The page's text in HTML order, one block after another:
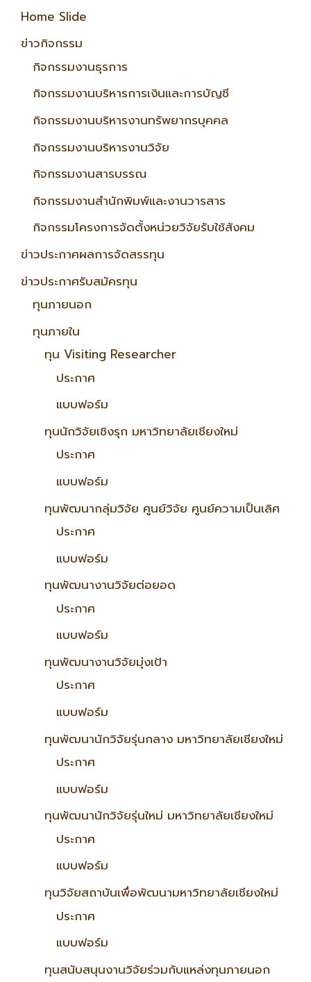
Home Slide
ข่าวกิจกรรม
กิจกรรมงานธุรการ
กิจกรรมงานบริหารการเงินและการบัญชี
กิจกรรมงานบริหารงานทรัพยากรบุคคล
กิจกรรมงานบริหารงานวิจัย
กิจกรรมงานสารบรรณ
กิจกรรมงานสำนักพิมพ์และงานวารสาร
กิจกรรมโครงการจัดตั้งหน่วยวิจัยรับใช้สังคม
ข่าวประกาศผลการจัดสรรทุน
ข่าวประกาศรับสมัครทุน
ทุนภายนอก
ทุนภายใน
ทุน Visiting Researcher
ประกาศ
แบบฟอร์ม
ทุนนักวิจัยเชิงรุก มหาวิทยาลัยเชียงใหม่
ประกาศ
แบบฟอร์ม
ทุนพัฒนากลุ่มวิจัย ศูนย์วิจัย ศูนย์ความเป็นเลิศ
ประกาศ
แบบฟอร์ม
ทุนพัฒนางานวิจัยต่อยอด
ประกาศ
แบบฟอร์ม
ทุนพัฒนางานวิจัยมุ่งเป้า
ประกาศ
แบบฟอร์ม
ทุนพัฒนานักวิจัยรุ่นกลาง มหาวิทยาลัยเชียงใหม่
ประกาศ
แบบฟอร์ม
ทุนพัฒนานักวิจัยรุ่นใหม่ มหาวิทยาลัยเชียงใหม่
ประกาศ
แบบฟอร์ม
ทุนวิจัยสถาบันเพื่อพัฒนามหาวิทยาลัยเชียงใหม่
ประกาศ
แบบฟอร์ม
ทุนสนับสนุนงานวิจัยร่วมกับแหล่งทุนภายนอก